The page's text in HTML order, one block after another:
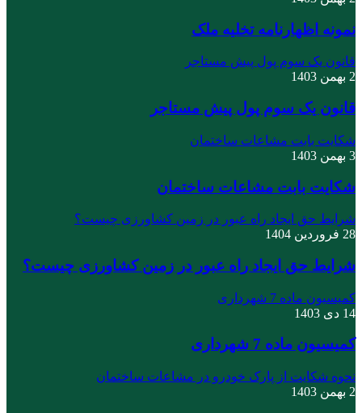
نمونه اظهارنامه تخلیه ملک
قانون یک سوم پول پیش مستاجر
2 بهمن 1403
قانون یک سوم پول پیش مستاجر
شکایت بابت مشاعات ساختمان
3 بهمن 1403
شکایت بابت مشاعات ساختمان
شرایط حق ایجاد راه عبور در زمین کشاورزی چیست؟
28 فروردین 1404
شرایط حق ایجاد راه عبور در زمین کشاورزی چیست؟
کمیسیون ماده 7 شهرداری
14 دی 1403
کمیسیون ماده 7 شهرداری
نحوه شکایت از پارک خودرو در مشاعات ساختمان
2 بهمن 1403